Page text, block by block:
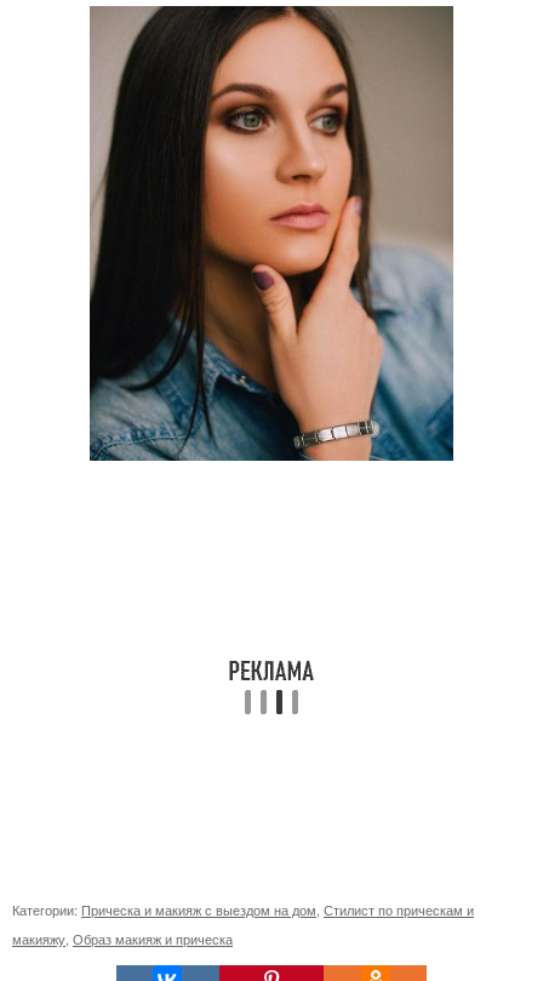
Категории: Прическа и макияж с выездом на дом Стилист по прическам и
макияжу Образ макияж и прическа